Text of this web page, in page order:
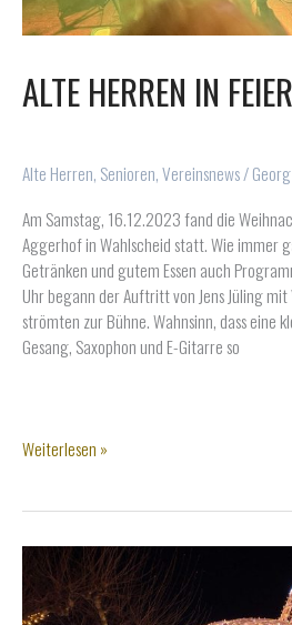
ALTE HERREN IN
Alte Herren, Senioren,Vereinsnews/Georg
Am Samstag, 16.12.2023 fand die
Aggerhof in Wahlscheid statt. Wie immer
Getränken und gutem Essen auch
Uhr begann der Auftritt von Jens Jüling
strömten zur Bühne. Wahnsinn, dass eine
Gesang, Saxophon und E-Gitarre so
Alte
Weiterlesen »